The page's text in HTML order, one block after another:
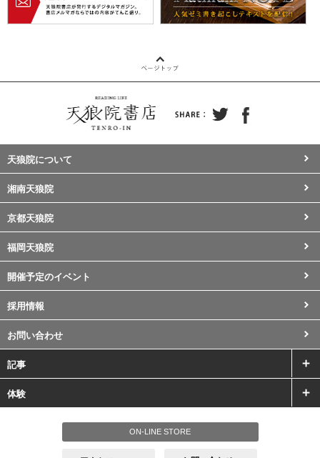
天狼院について
湘南天狼院
京都天狼院
福岡天狼院
開催予定のイベント
採用情報
お問い合わせ
記事
体験
ON-LINE STORE